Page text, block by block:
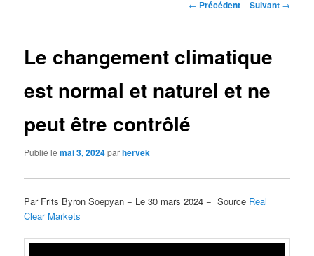
Navigation
← Précédent Suivant →
Le changement climatique
est normal et naturel et ne
peut être contrôlé
Publié lemai 3, 2024parhervek
Par Frits Byron Soepyan − Le 30 mars 2024 − Source Real
Clear Markets